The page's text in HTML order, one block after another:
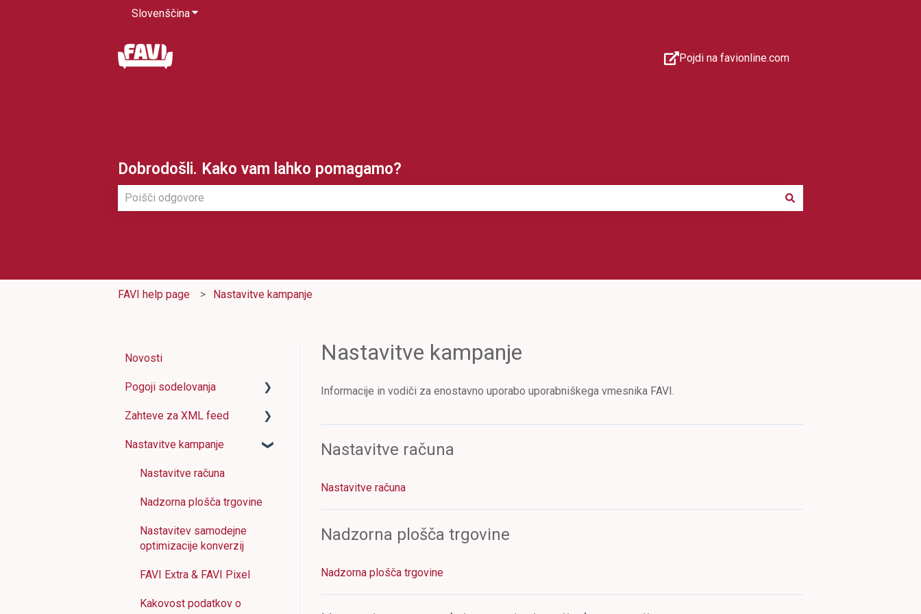
SlovenščinaPokaži podmeni za prevode
Pojdi na favionline.com
Dobrodošli. Kako vam lahko pomagamo?
FAVI help page Nastavitve kampanje
Nastavitve kampanje
Informacije in vodiči za enostavno uporabo uporabniškega vmesnika FAVI.
Nastavitve računa
Nastavitve računa
Nadzorna plošča trgovine
Nadzorna plošča trgovine
Novosti
Pogoji sodelovanja
Kako deluje FAVI
Zahteve za trgovino
Registracijski obrazci
Cenik
Plačevanje in
zaračunavanje
Zahteve za XML feed
Osnovne informacije
Pomen in zahteve za
Najpogostejše napake
FAVI XML feed plugin za
Nastavitve kampanje
Nastavitve računa
Nadzorna plošča trgovine
Nastavitev samodejne
optimizacije konverzij
FAVI Extra & FAVI Pixel
Kakovost podatkov o